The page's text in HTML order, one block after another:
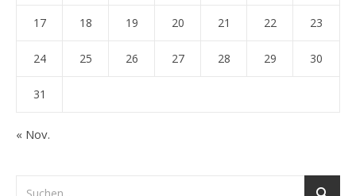
17 18 19 20 21 22 23
24 25 26 27 28 29 30
31
« Nov.